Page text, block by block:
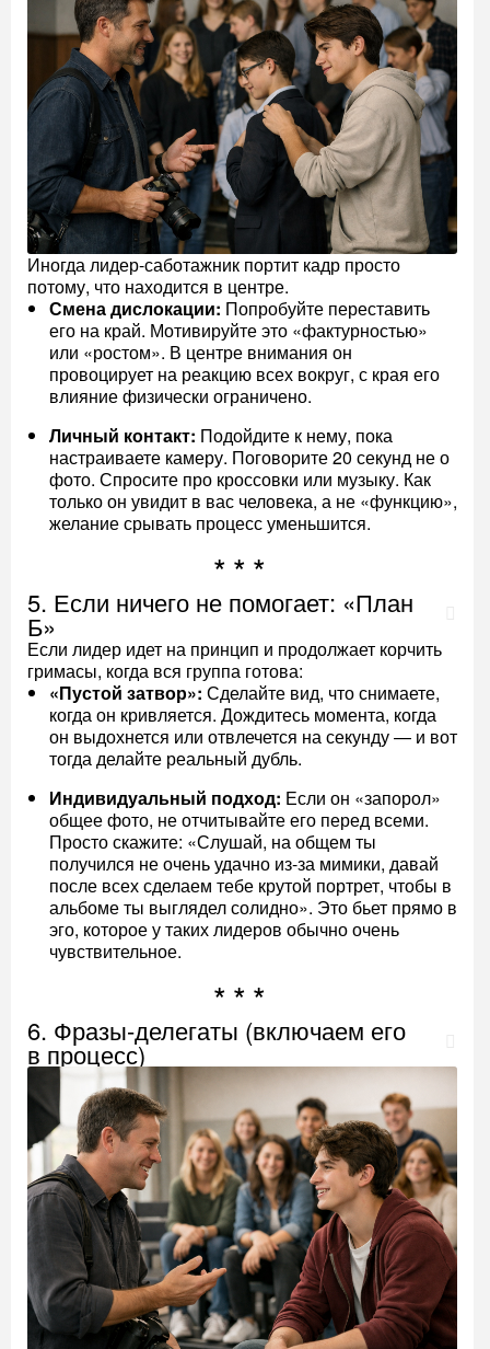
Иногда лидер-саботажник портит кадр просто
потому, что находится в центре.
Смена дислокации: Попробуйте переставить
его на край. Мотивируйте это «фактурностью»
или «ростом». В центре внимания он
провоцирует на реакцию всех вокруг, с края его
влияние физически ограничено.
Личный контакт: Подойдите к нему, пока
настраиваете камеру. Поговорите 20 секунд не о
фото. Спросите про кроссовки или музыку. Как
только он увидит в вас человека, а не «функцию»,
желание срывать процесс уменьшится.
5. Если ничего не помогает: «План
Б»
Если лидер идет на принцип и продолжает корчить
гримасы, когда вся группа готова:
«Пустой затвор»: Сделайте вид, что снимаете,
когда он кривляется. Дождитесь момента, когда
он выдохнется или отвлечется на секунду — и вот
тогда делайте реальный дубль.
Индивидуальный подход: Если он «запорол»
общее фото, не отчитывайте его перед всеми.
Просто скажите: «Слушай, на общем ты
получился не очень удачно из-за мимики, давай
после всех сделаем тебе крутой портрет, чтобы в
альбоме ты выглядел солидно». Это бьет прямо в
эго, которое у таких лидеров обычно очень
чувствительное.
6. Фразы-делегаты (включаем его
в процесс)